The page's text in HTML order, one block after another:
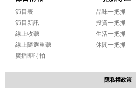
節目表
節目新訊
線上收聽
線上隨選重聽
廣播即時拍
品味一把抓
投資一把抓
生活一把抓
休閒一把抓
隱私權政策